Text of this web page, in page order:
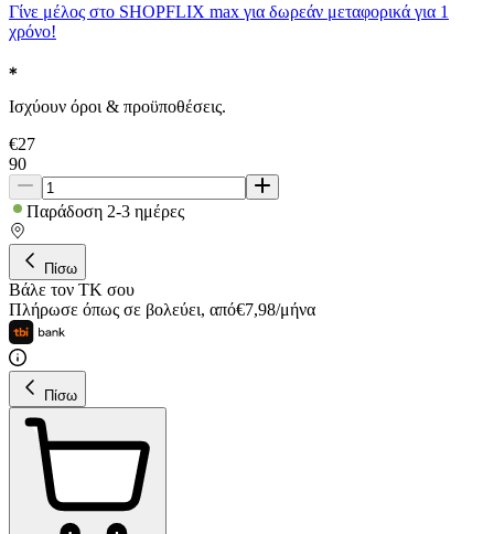
Γίνε μέλος στο SHOPFLIX max για δωρεάν μεταφορικά για 1
χρόνο!
Ισχύουν όροι & προϋποθέσεις.
€27
90
Παράδοση 2-3 ημέρες
Πίσω
Βάλε τον ΤΚ σου
Πλήρωσε όπως σε βολεύει, από€7,98/μήνα
Πίσω